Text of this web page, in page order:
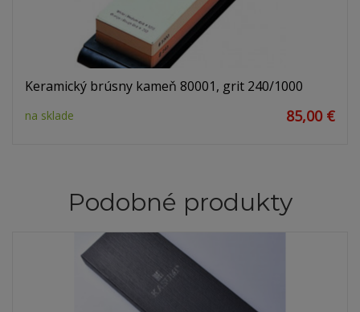
Keramický brúsny kameň 80001, grit 240/1000
na sklade 85,00 €
Podobné produkty